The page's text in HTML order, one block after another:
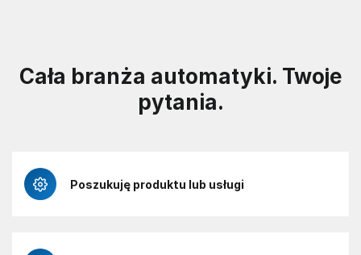
Cała branża automatyki. Twoje
pytania.
Poszukuję produktu lub usługi